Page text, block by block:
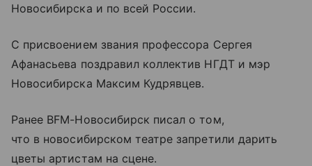
Новосибирска и по всей России.
С присвоением звания профессора Сергея
Афанасьева поздравил коллектив НГДТ и мэр
Новосибирска Максим Кудрявцев.
Ранее BFM-Новосибирск писал о том,
что в новосибирском театре запретили дарить
цветы артистам на сцене.